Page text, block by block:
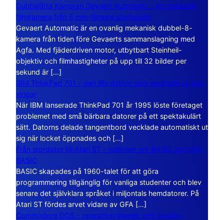
Dubbelåtta Kameran Gevaert Automatic – en mekanisk
filmkamera från 8 mm-filmens storhetstid
Gevaert Automatic är en ovanlig mekanisk dubbel-8-
kamera från tiden före Gevaerts sammanslagning med
Agfa. Med fjäderdriven motor, utbytbart Steinheil-
objektiv och filmhastigheter på upp till 32 bilder per
sekund är […]
IBM ThinkPad 701 – den lilla datorn som vecklade ut sina
vingar
När IBM lanserade ThinkPad 701 år 1995 löste företaget
problemet med små bärbara datorer på ett spektakulärt
sätt. Datorns delade tangentbord vecklade automatiskt ut
sig när locket öppnades och […]
Från stordator till Atari ST – historien om BASIC och GFA
BASIC
BASIC skapades på 1960-talet för att göra
programmering tillgänglig för vanliga studenter och blev
senare det självklara språket i miljontals hemdatorer. På
Atari ST fördes arvet vidare av GFA […]
Commodore DOS – operativsystemet som bodde i